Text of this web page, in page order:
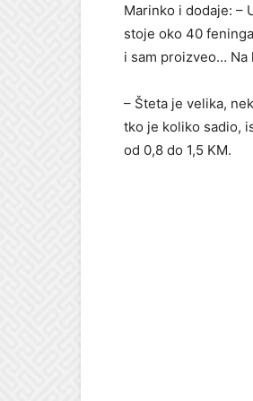
Marinko i dodaje: –
stoje oko 40
i sam proizveo… Na
– Šteta je velika,
tko je koliko sadio,
od 0,8 do 1,5 KM.